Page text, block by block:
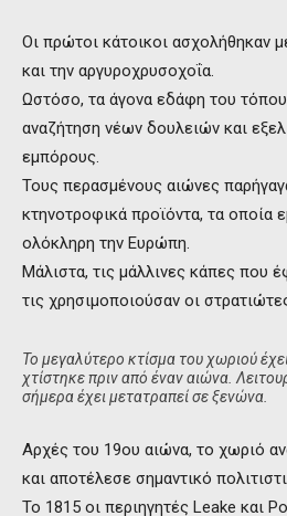
Οι πρώτοι κάτοικοι ασχολήθηκαν
και την αργυροχρυσοχοΐα.
Ωστόσο, τα άγονα εδάφη του
αναζήτηση νέων δουλειών και
εμπόρους.
Τους περασμένους αιώνες
κτηνοτροφικά προϊόντα, τα οποία
ολόκληρη την Ευρώπη.
Μάλιστα, τις μάλλινες κάπες που
τις χρησιμοποιούσαν οι
Το μεγαλύτερο κτίσμα του χωριού
χτίστηκε πριν από έναν αιώνα.
σήμερα έχει μετατραπεί σε ξενώνα.
Αρχές του 19ου αιώνα, το χωριό
και αποτέλεσε σημαντικό
Το 1815 οι περιηγητές Leake και